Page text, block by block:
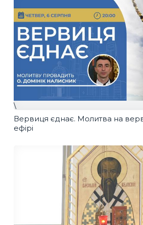
\
Вервиця єднає. Молитва на
ефірі